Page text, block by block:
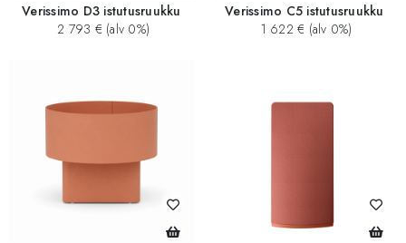
Verissimo D3 istutusruukku
2 793 € (alv 0%)
Verissimo C5 istutusruukku
1 622 € (alv 0%)